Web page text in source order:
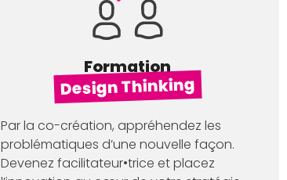
Formation
Design Thinking
Par la co-création, appréhendez les
problématiques d’une nouvelle façon.
Devenez facilitateur•trice et placez